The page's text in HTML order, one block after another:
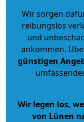
Wir sorgen
reibungslos
und
ankommen.
günstigen
Wir legen los,
von Lünen